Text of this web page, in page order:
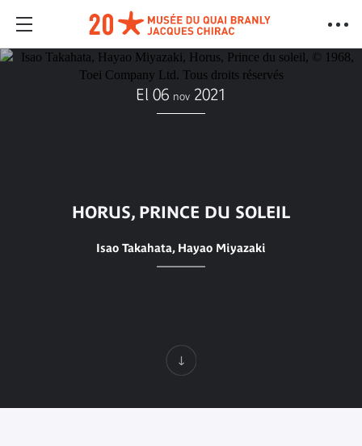
El 06 nov 2021
HORUS, PRINCE DU SOLEIL
Isao Takahata, Hayao Miyazaki